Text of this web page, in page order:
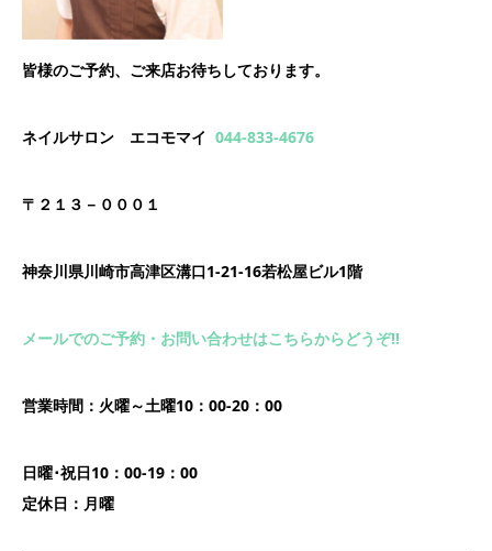
皆様のご予約、ご来店お待ちしております。
ネイルサロン エコモマイ 044-833-4676
〒２１３－０００１
神奈川県川崎市高津区溝口1-21-16若松屋ビル1階
メールでのご予約・お問い合わせはこちらからどうぞ!!
営業時間：火曜～土曜10：00-20：00
日曜･祝日10：00-19：00
定休日：月曜